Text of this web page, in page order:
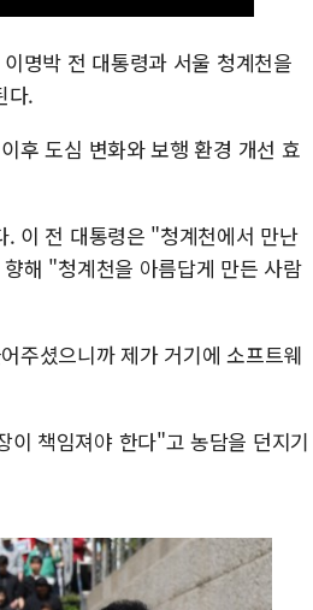
명박 전 대통령과 서울 청계천을
다.
후 도심 변화와 보행 환경 개선 효
이 전 대통령은 "청계천에서 만난
해 "청계천을 아름답게 만든 사람
주셨으니까 제가 거기에 소프트웨
책임져야 한다"고 농담을 던지기